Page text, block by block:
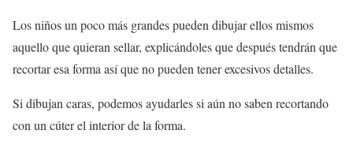
Los niños un poco más grandes pueden dibujar ellos mismos
aquello que quieran sellar, explicándoles que después tendrán que
recortar esa forma así que no pueden tener excesivos detalles.
Si dibujan caras, podemos ayudarles si aún no saben recortando
con un cúter el interior de la forma.